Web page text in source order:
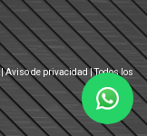
|Aviso de privacidad | Todos los